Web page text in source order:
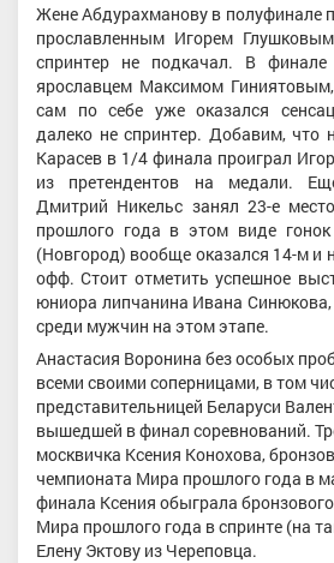
Жене Абдурахманову в полуфинале
прославленным Игорем
спринтер не подкачал. В
ярославцем Максимом
сам по себе уже оказался
далеко не спринтер. Добавим, что
Карасев в 1/4 финала проиграл
из претендентов на медали.
Дмитрий Никельс занял 23-е
прошлого года в этом виде
(Новгород) вообще оказался 14-м и
офф. Стоит отметить успешное
юниора липчанина Ивана Синюкова,
среди мужчин на этом этапе.
Анастасия Воронина без особых
всеми своими соперницами, в том
представительницей Беларуси
вышедшей в финал соревнований.
москвичка Ксения Конохова,
чемпионата Мира прошлого года в
финала Ксения обыграла
Мира прошлого года в спринте (на
Елену Эктову из Череповца.